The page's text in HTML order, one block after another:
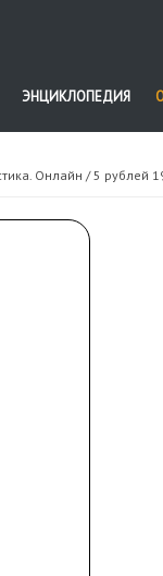
ЭНЦИКЛОПЕДИЯ
Онлайн / 5 рублей